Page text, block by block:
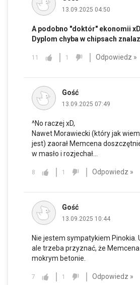
13.09.2025 04:50
A podobno "doktór" ekonomii
Dyplom chyba w chipsach
11 1 Odpowiedz »
Gość
13.09.2025 07:49
^No raczej xD,
Nawet Morawiecki (który jak
jest) zaorał Memcena
w masło i rozjechał...
8 1 Odpowiedz »
Gość
13.09.2025 10:44
Nie jestem sympatykiem Pinokia.
ale trzeba przyznać, że Memcena
mokrym betonie.
7 1 Odpowiedz »